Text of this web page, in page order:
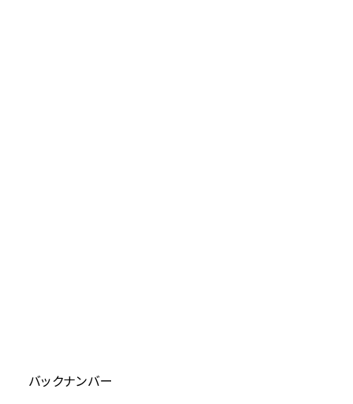
バックナンバー